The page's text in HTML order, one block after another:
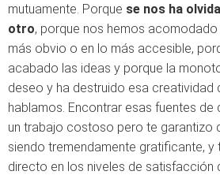
mutuamente. Porque se nos ha
otro, porque nos hemos
más obvio o en lo más accesible,
acabado las ideas y porque la
deseo y ha destruido esa creatividad
hablamos. Encontrar esas fuentes de
un trabajo costoso pero te garantizo
siendo tremendamente gratificante, y
directo en los niveles de satisfacción